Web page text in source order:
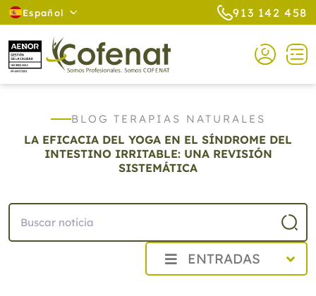
Español 913 142 458
BLOG TERAPIAS NATURALES
LA EFICACIA DEL YOGA EN EL SÍNDROME DEL
INTESTINO IRRITABLE: UNA REVISIÓN
SISTEMÁTICA
ENTRADAS